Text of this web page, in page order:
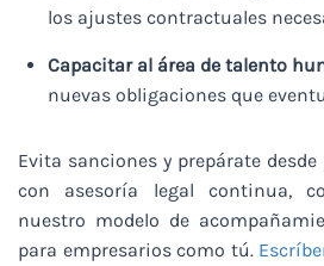
los ajustes contractuales
Capacitar al área de talento
nuevas obligaciones que
Evita sanciones y prepárate
con asesoría legal continua,
nuestro modelo de
para empresarios como tú.